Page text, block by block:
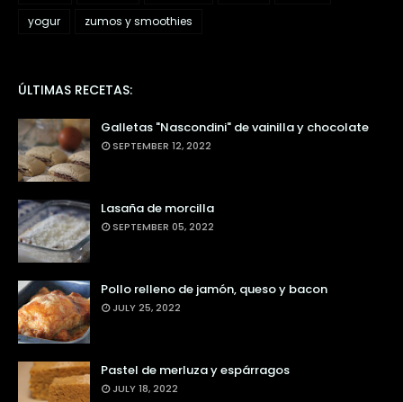
yogur
zumos y smoothies
ÚLTIMAS RECETAS:
Galletas "Nascondini" de vainilla y chocolate
SEPTEMBER 12, 2022
Lasaña de morcilla
SEPTEMBER 05, 2022
Pollo relleno de jamón, queso y bacon
JULY 25, 2022
Pastel de merluza y espárragos
JULY 18, 2022